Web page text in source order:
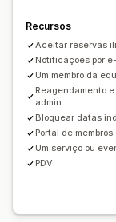
Notificações por
Pagamentos
Gerenciamento
Personalização
Páginas de
Ingressos
Notificações
Recursos
Aceitar reservas
Notificações por
Um membro da
Reagendamento
admin
Bloquear datas
Portal de
Um serviço ou
PDV